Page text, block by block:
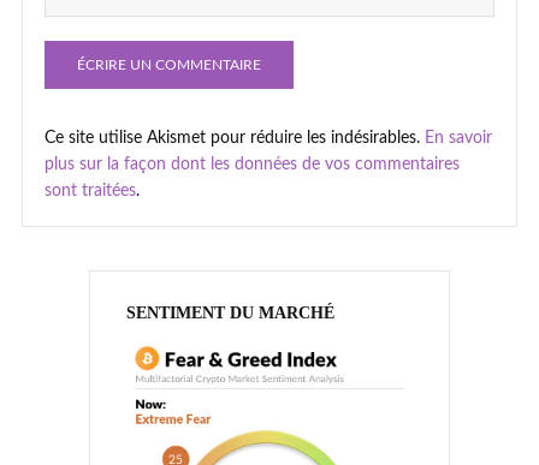
Ce site utilise Akismet pour réduire les indésirables. En savoir
plus sur la façon dont les données de vos commentaires
sont traitées.
SENTIMENT DU MARCHÉ